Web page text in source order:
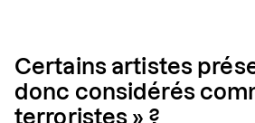
Certains artistes
donc considérés
terroristes » ?